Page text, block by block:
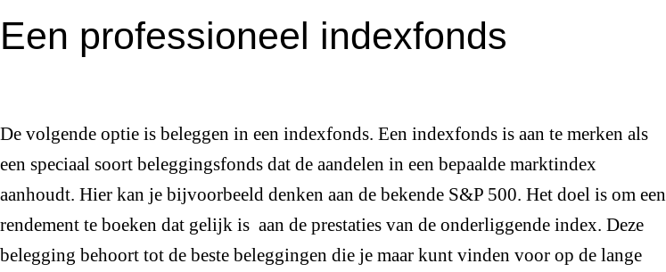
Een professioneel indexfonds
De volgende optie is beleggen in een indexfonds. Een indexfonds is aan te merken als
een speciaal soort beleggingsfonds dat de aandelen in een bepaalde marktindex
aanhoudt. Hier kan je bijvoorbeeld denken aan de bekende S&P 500. Het doel is om een
rendement te boeken dat gelijk is aan de prestaties van de onderliggende index. Deze
belegging behoort tot de beste beleggingen die je maar kunt vinden voor op de lange